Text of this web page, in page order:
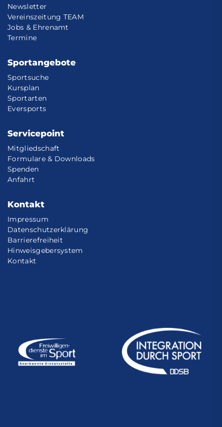
Newsletter
Vereinszeitung TEAM
Jobs & Ehrenamt
Termine
Sportangebote
Sportsuche
Kursplan
Sportarten
Eversports
Servicepoint
Mitgliedschaft
Formulare & Downloads
Spenden
Anfahrt
Kontakt
Impressum
Datenschutzerklärung
Barrierefreiheit
Hinweisgebersystem
Kontakt